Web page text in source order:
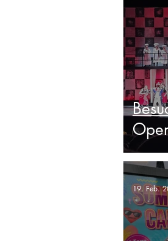
19. Feb.